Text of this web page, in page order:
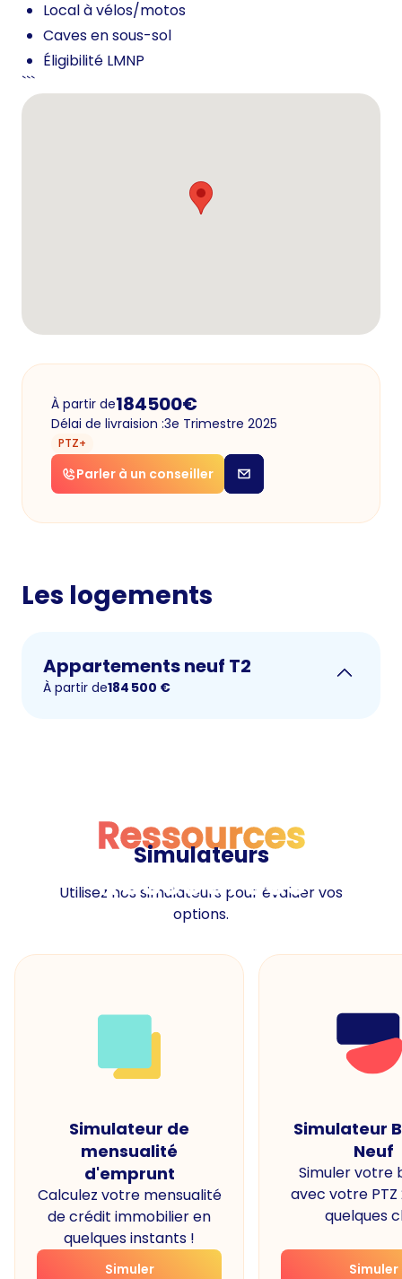
Local à vélos/motos
Caves en sous-sol
Éligibilité LMNP
```
À partir de184500€
Délai de livraision :3e Trimestre 2025
PTZ+
Parler à un conseiller
Les logements
Appartements neuf T2
À partir de184 500 €
Ressources
Ressources
Simulateurs
Utilisez nos simulateurs pour évaluer vos
options.
Simulateur de
mensualité
d'emprunt
Calculez votre mensualité
de crédit immobilier en
quelques instants !
Simuler
Simulateur
Neuf
Simuler votre
avec votre PTZ
quelques
Simuler